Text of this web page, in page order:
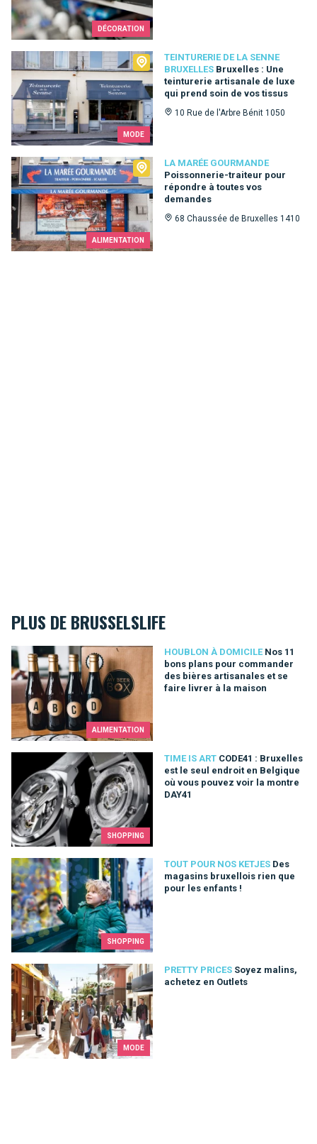
DÉCORATION
MODE
TEINTURERIE DE LA SENNE
BRUXELLES Bruxelles : Une
teinturerie artisanale de luxe
qui prend soin de vos tissus
10 Rue de l'Arbre Bénit 1050
Teinturerie de la Senne Bruxelles
ALIMENTATION
LA MARÉE GOURMANDE
Poissonnerie-traiteur pour
répondre à toutes vos
demandes
68 Chaussée de Bruxelles 1410
La Marée Gourmande
PLUS DE BRUSSELSLIFE
ALIMENTATION
HOUBLON À DOMICILE Nos 11
bons plans pour commander
des bières artisanales et se
faire livrer à la maison
Nos 11 bons plans pour commander des bières artisanales
SHOPPING
TIME IS ART CODE41 : Bruxelles
est le seul endroit en Belgique
où vous pouvez voir la montre
DAY41
CODE41 : Bruxelles est le seul endroit en Belgique où vous
SHOPPING
TOUT POUR NOS KETJES Des
magasins bruxellois rien que
pour les enfants !
Des magasins bruxellois rien que pour les enfants !
MODE
PRETTY PRICES Soyez malins,
achetez en Outlets
Soyez malins, achetez en Outlets